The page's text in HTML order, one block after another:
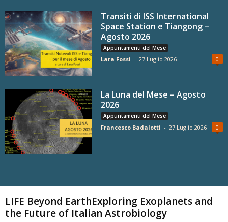
Transiti di ISS International
Space Station e Tiangong –
Agosto 2026
Appuntamenti del Mese
Lara Fossi - 27 Luglio 2026 0
La Luna del Mese – Agosto
2026
Appuntamenti del Mese
Francesco Badalotti - 27 Luglio 2026 0
LIFE Beyond EarthExploring Exoplanets and
the Future of Italian Astrobiology